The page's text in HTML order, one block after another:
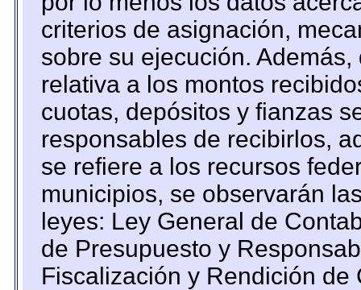
criterios de asignación,
sobre su ejecución.
relativa a los montos
cuotas, depósitos y fianzas
responsables de recibirlos,
se refiere a los recursos
municipios, se observarán
leyes: Ley General de
de Presupuesto y
Fiscalización y Rendición